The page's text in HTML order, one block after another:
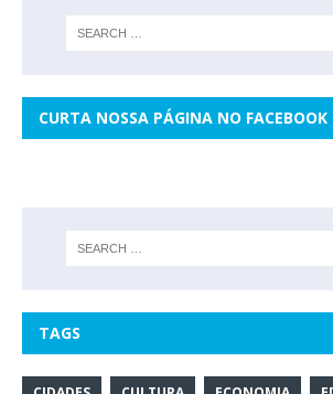
CURTA NOSSA PÁGINA NO FACEBOOK
TAGS